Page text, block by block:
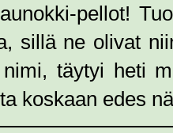
pellot!
sillä ne olivat
täytyi heti
koskaan edes